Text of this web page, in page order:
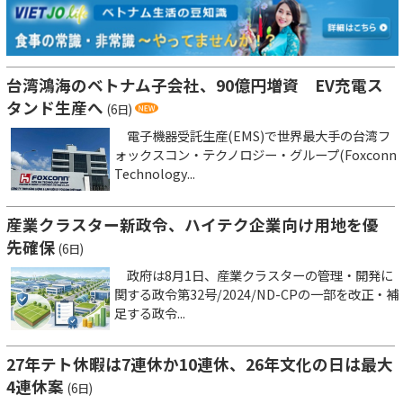
台湾鴻海のベトナム子会社、90億円増資 EV充電ス
タンド生産へ (6日)
電子機器受託生産(EMS)で世界最大手の台湾フ
ォックスコン・テクノロジー・グループ(Foxconn
Technology...
産業クラスター新政令、ハイテク企業向け用地を優
先確保 (6日)
政府は8月1日、産業クラスターの管理・開発に
関する政令第32号/2024/ND-CPの一部を改正・補
足する政令...
27年テト休暇は7連休か10連休、26年文化の日は最大
4連休案 (6日)